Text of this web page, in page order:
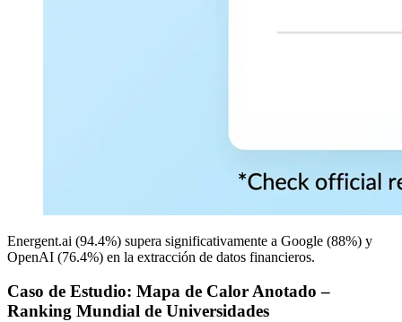
Energent.ai (94.4%) supera significativamente a Google (88%) y
OpenAI (76.4%) en la extracción de datos financieros.
Caso de Estudio: Mapa de Calor Anotado –
Ranking Mundial de Universidades